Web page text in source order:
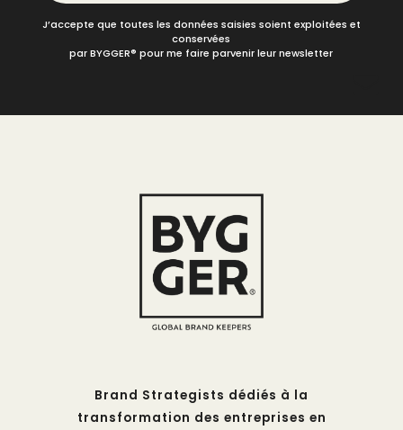
J’accepte que toutes les données saisies soient exploitées et
conservées
par BYGGER® pour me faire parvenir leur newsletter
Brand Strategists dédiés à la
transformation des entreprises en